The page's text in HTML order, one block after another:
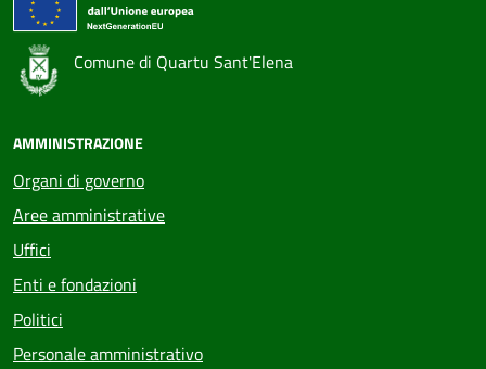
Comune di Quartu Sant'Elena
AMMINISTRAZIONE
Organi di governo
Aree amministrative
Uffici
Enti e fondazioni
Politici
Personale amministrativo